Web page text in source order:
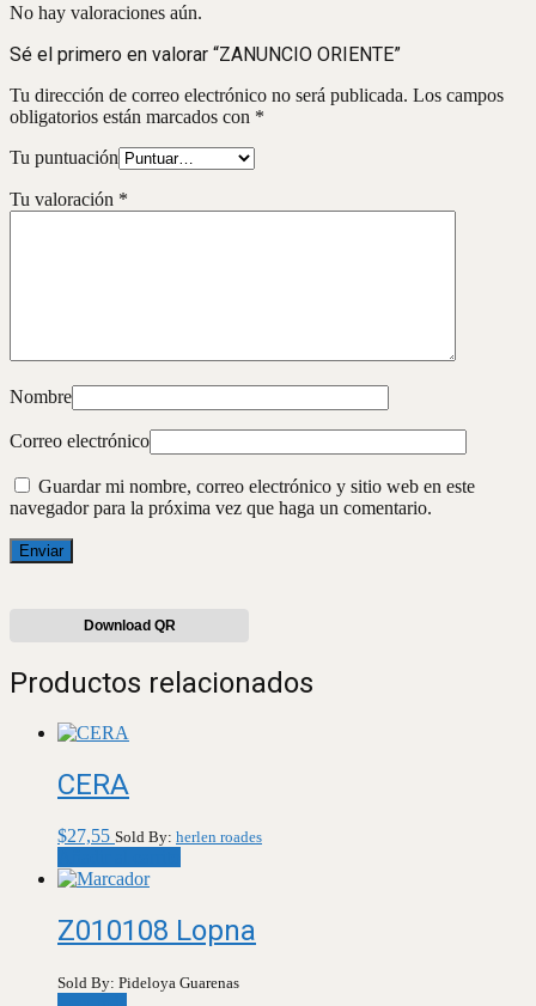
No hay valoraciones aún.
Sé el primero en valorar “ZANUNCIO ORIENTE”
Tu dirección de correo electrónico no será publicada. Los campos
obligatorios están marcados con *
Tu puntuación
Tu valoración *
Nombre
Correo electrónico
Guardar mi nombre, correo electrónico y sitio web en este
navegador para la próxima vez que haga un comentario.
Download QR
Productos relacionados
CERA
$27,55 Sold By: herlen roades
Z010108 Lopna
Sold By: Pideloya Guarenas